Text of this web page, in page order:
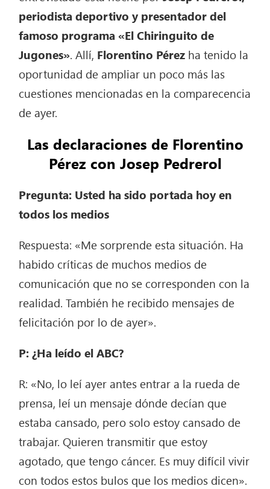
periodista deportivo y presentador del
famoso programa «El Chiringuito de
Jugones». Allí, Florentino Pérez ha tenido la
oportunidad de ampliar un poco más las
cuestiones mencionadas en la comparecencia
de ayer.
Las declaraciones de Florentino
Pérez con Josep Pedrerol
Pregunta: Usted ha sido portada hoy en
todos los medios
Respuesta: «Me sorprende esta situación. Ha
habido críticas de muchos medios de
comunicación que no se corresponden con la
realidad. También he recibido mensajes de
felicitación por lo de ayer».
P: ¿Ha leído el ABC?
R: «No, lo leí ayer antes entrar a la rueda de
prensa, leí un mensaje dónde decían que
estaba cansado, pero solo estoy cansado de
trabajar. Quieren transmitir que estoy
agotado, que tengo cáncer. Es muy difícil vivir
con todos estos bulos que los medios dicen».